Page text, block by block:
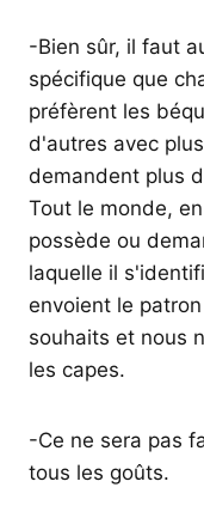
-Bien sûr, il faut
spécifique que
préfèrent les
d'autres avec
demandent plus
Tout le monde,
possède ou
laquelle il
envoient le
souhaits et nous
les capes.
-Ce ne sera pas
tous les goûts.